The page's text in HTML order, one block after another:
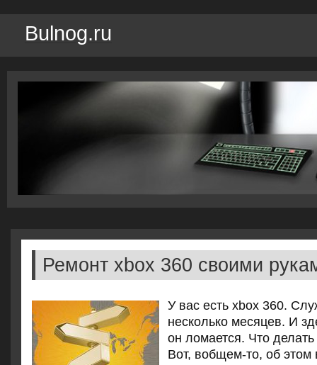
Bulnog.ru
Ремонт xbox 360 своими
У вас есть xbox 360.
несколько месяцев. И
он ломается. Что
Вот, вобщем-то, об этом